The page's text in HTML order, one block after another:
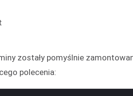
zostały pomyślnie
polecenia: